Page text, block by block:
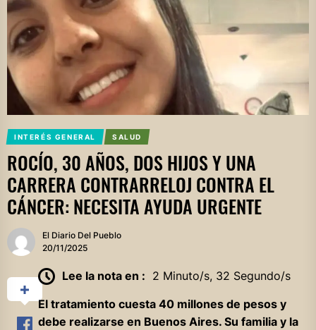
INTERÉS GENERAL SALUD
ROCÍO, 30 AÑOS, DOS HIJOS Y UNA
CARRERA CONTRARRELOJ CONTRA EL
CÁNCER: NECESITA AYUDA URGENTE
El Diario Del Pueblo
20/11/2025
Lee la nota en : 2 Minuto/s, 32 Segundo/s
El tratamiento cuesta 40 millones de pesos y
debe realizarse en Buenos Aires. Su familia y la